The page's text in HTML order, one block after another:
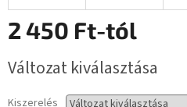
2 450 Ft-tól
Változat kiválasztása
Kiszerelés